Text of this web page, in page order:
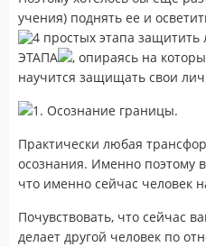
учения) поднять ее и
ЭТАПА
, опираясь на
научится защищать свои
1. Осознание границы.
Практически любая
осознания. Именно поэтому
что именно сейчас человек
Почувствовать, что сейчас
делает другой человек по